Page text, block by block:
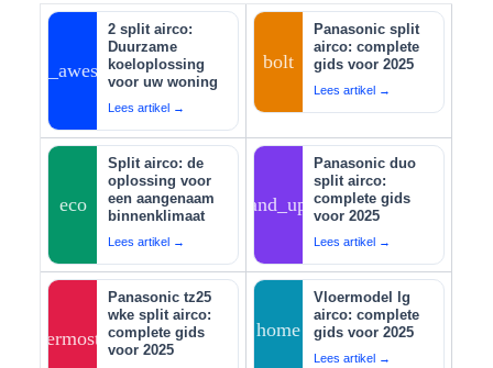
auto_awesome
2 split airco:
Duurzame
koeloplossing
voor uw woning
Lees artikel →
bolt
Panasonic split
airco: complete
gids voor 2025
Lees artikel →
eco
Split airco: de
oplossing voor
een aangenaam
binnenklimaat
Lees artikel →
tips_and_updates
Panasonic duo
split airco:
complete gids
voor 2025
Lees artikel →
thermostat
Panasonic tz25
wke split airco:
complete gids
voor 2025
home
Vloermodel lg
airco: complete
gids voor 2025
Lees artikel →